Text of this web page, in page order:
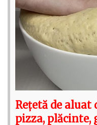
Rețetă de aluat
pizza, plăcinte,